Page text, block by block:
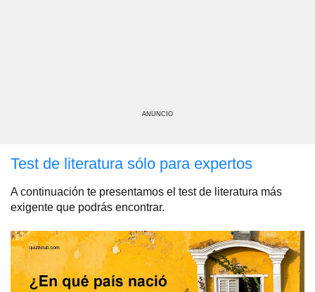
ANUNCIO
Test de literatura sólo para expertos
A continuación te presentamos el test de literatura más
exigente que podrás encontrar.